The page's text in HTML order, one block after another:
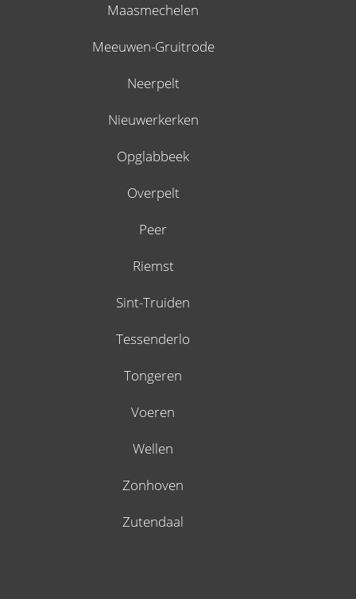
Maasmechelen
Meeuwen-Gruitrode
Neerpelt
Nieuwerkerken
Opglabbeek
Overpelt
Peer
Riemst
Sint-Truiden
Tessenderlo
Tongeren
Voeren
Wellen
Zonhoven
Zutendaal